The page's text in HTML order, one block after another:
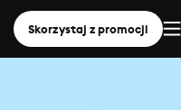
Skorzystaj z promocji